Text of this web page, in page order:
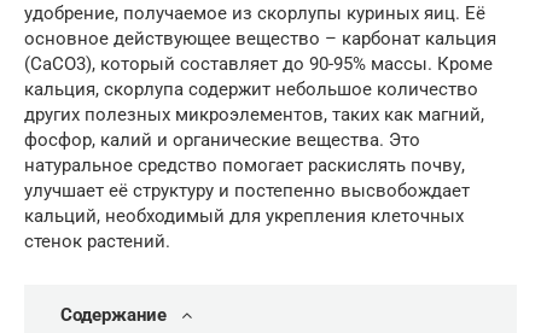
удобрение, получаемое из скорлупы куриных яиц. Её
основное действующее вещество – карбонат кальция
(CaCO3), который составляет до 90-95% массы. Кроме
кальция, скорлупа содержит небольшое количество
других полезных микроэлементов, таких как магний,
фосфор, калий и органические вещества. Это
натуральное средство помогает раскислять почву,
улучшает её структуру и постепенно высвобождает
кальций, необходимый для укрепления клеточных
стенок растений.
Содержание